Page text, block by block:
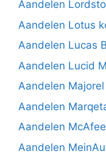
Aandelen
Aandelen Lotus
Aandelen Lucas
Aandelen Lucid
Aandelen
Aandelen
Aandelen
Aandelen